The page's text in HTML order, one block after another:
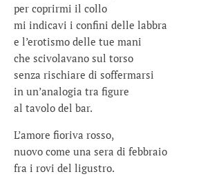
per coprirmi il collo
mi indicavi i confini delle labbra
e l’erotismo delle tue mani
che scivolavano sul torso
senza rischiare di soffermarsi
in un’analogia tra figure
al tavolo del bar.
L’amore fioriva rosso,
nuovo come una sera di febbraio
fra i rovi del ligustro.